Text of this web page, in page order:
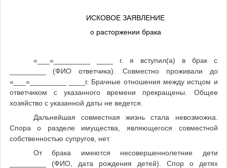
ИСКОВОЕ ЗАЯВЛЕНИЕ
о расторжении брака
«___»_________ ____ г. я вступил(а) в брак с
_________ (ФИО ответчика). Совместно проживали до
«___»_________ ____г. Брачные отношения между истцом и
ответчиком с указанного времени прекращены. Общее
хозяйство с указанной даты не ведется.
Дальнейшая совместная жизнь стала невозможна.
Спора о разделе имущества, являющегося совместной
собственностью супругов, нет.
От брака имеются несовершеннолетние дети
_________ (ФИО, дата рождения детей). Спор о детях